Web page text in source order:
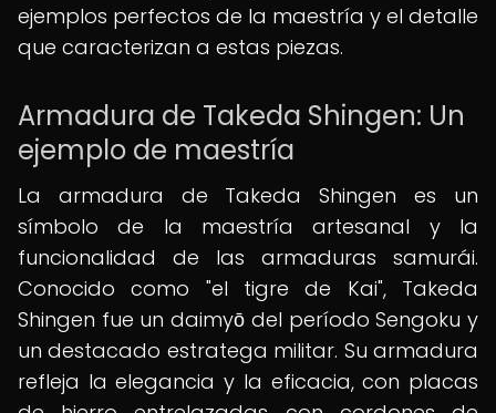
ejemplos perfectos de la maestría y el detalle
que caracterizan a estas piezas.
Armadura de Takeda Shingen: Un
ejemplo de maestría
La armadura de Takeda Shingen es un
símbolo de la maestría artesanal y la
funcionalidad de las armaduras samurái.
Conocido como "el tigre de Kai", Takeda
Shingen fue un daimyō del período Sengoku y
un destacado estratega militar. Su armadura
refleja la elegancia y la eficacia, con placas